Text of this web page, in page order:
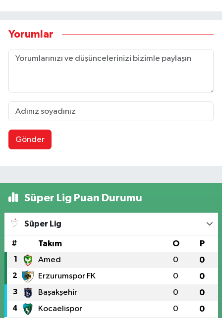
Yorumlar
Gönder
Süper Lig Puan Durumu
Süper Lig
# Takım O P
1 Amed 0 0
2 Erzurumspor FK 0 0
3 Başakşehir 0 0
4 Kocaelispor 0 0